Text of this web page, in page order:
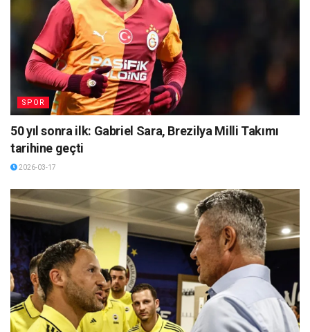
SPOR
50 yıl sonra ilk: Gabriel Sara, Brezilya Milli Takımı
tarihine geçti
2026-03-17